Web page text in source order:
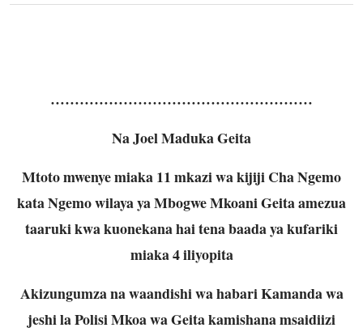
………………………………………………
Na Joel Maduka Geita
Mtoto mwenye miaka 11 mkazi wa kijiji Cha Ngemo
kata Ngemo wilaya ya Mbogwe Mkoani Geita amezua
taaruki kwa kuonekana hai tena baada ya kufariki
miaka 4 iliyopita
Akizungumza na waandishi wa habari Kamanda wa
jeshi la Polisi Mkoa wa Geita kamishana msaidiizi